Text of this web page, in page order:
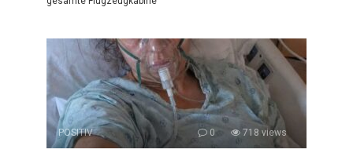
POSITIV 0 718 views